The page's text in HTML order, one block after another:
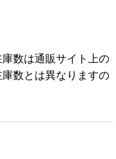
数は通販サイト上の
数とは異なりますの